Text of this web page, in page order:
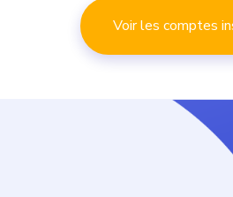
Voir les comptes